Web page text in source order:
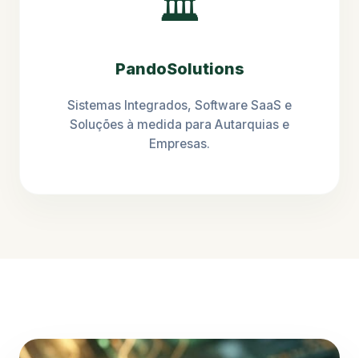
PandoSolutions
Sistemas Integrados, Software SaaS e
Soluções à medida para Autarquias e
Empresas.